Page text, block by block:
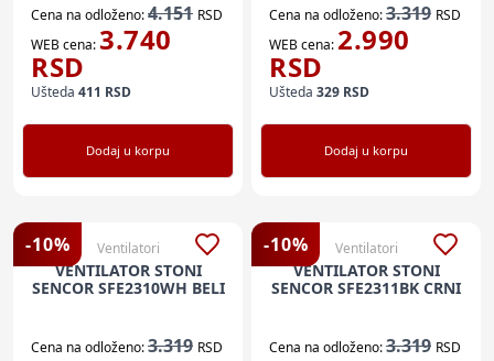
Cena na odloženo:4.151 RSD
WEB cena:3.740
RSD
Ušteda 411 RSD
Dodaj u korpu
Cena na odloženo:3.319 RSD
WEB cena: 2.990
RSD
Ušteda 329 RSD
Dodaj u korpu
-10% Ventilatori
VENTILATOR STONI
SENCOR SFE2310WH BELI
Cena na odloženo:3.319 RSD
-10% Ventilatori
VENTILATOR STONI
SENCOR SFE2311BK CRNI
Cena na odloženo:3.319 RSD